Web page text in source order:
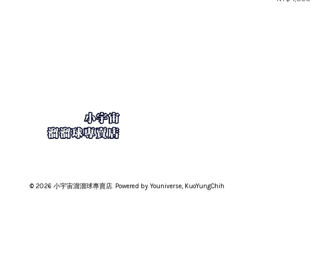
© 2026 小宇宙溜溜球專賣店. Powered by Youniverse, KuoYungChih